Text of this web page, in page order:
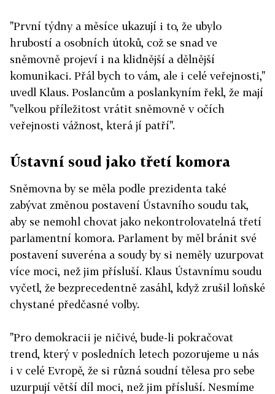
"První týdny a měsíce ukazují i to, že ubylo
hrubostí a osobních útoků, což se snad ve
sněmovně projeví i na klidnější a dělnější
komunikaci. Přál bych to vám, ale i celé veřejnosti,"
uvedl Klaus. Poslancům a poslankyním řekl, že mají
"velkou příležitost vrátit sněmovně v očích
veřejnosti vážnost, která jí patří".
Ústavní soud jako třetí komora
Sněmovna by se měla podle prezidenta také
zabývat změnou postavení Ústavního soudu tak,
aby se nemohl chovat jako nekontrolovatelná třetí
parlamentní komora. Parlament by měl bránit své
postavení suveréna a soudy by si neměly uzurpovat
více moci, než jim přísluší. Klaus Ústavnímu soudu
vyčetl, že bezprecedentně zasáhl, když zrušil loňské
chystané předčasné volby.
"Pro demokracii je ničivé, bude-li pokračovat
trend, který v posledních letech pozorujeme u nás
i v celé Evropě, že si různá soudní tělesa pro sebe
uzurpují větší díl moci, než jim přísluší. Nesmíme